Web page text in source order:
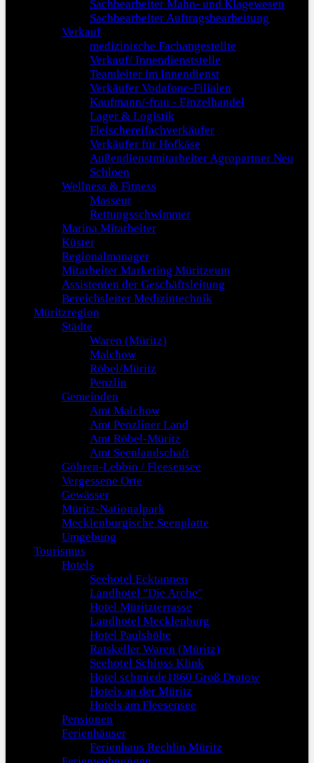
Sachbearbeiter Mahn- und Klagewesen
Sachbearbeiter Auftragsbearbeitung
Verkauf
medizinische Fachangestellte
Verkauf/ Innendienststelle
Teamleiter im Innendienst
Verkäufer Vodafone-Filialen
Kaufmann/-frau - Einzelhandel
Lager & Logistik
Fleischereifachverkäufer
Verkäufer für Hofkäse
Außendienstmitarbeiter Agropartner Neu
Schloen
Wellness & Fitness
Masseur
Rettungsschwimmer
Marina Mitarbeiter
Küster
Regionalmanager
Mitarbeiter Marketing Müritzeum
Assistenten der Geschäftsleitung
Bereichsleiter Medizintechnik
Müritzregion
Städte
Waren (Müritz)
Malchow
Röbel/Müritz
Penzlin
Gemeinden
Amt Malchow
Amt Penzliner Land
Amt Röbel-Müritz
Amt Seenlandschaft
Göhren-Lebbin / Fleesensee
Vergessene Orte
Gewässer
Müritz-Nationalpark
Mecklenburgische Seenplatte
Umgebung
Tourismus
Hotels
Seehotel Ecktannen
Landhotel "Die Arche"
Hotel Müritzterrasse
Landhotel Mecklenburg
Hotel Paulshöhe
Ratskeller Waren (Müritz)
Seehotel Schloss Klink
Hotel schmiede1860 Groß Dratow
Hotels an der Müritz
Hotels am Fleesensee
Pensionen
Ferienhäuser
Ferienhaus Rechlin Müritz